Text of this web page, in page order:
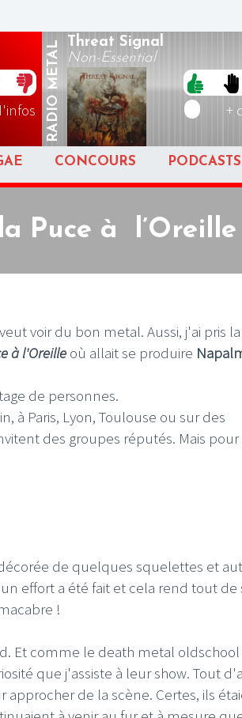
RADIO
METAL
Threat Signal
Non-Essential
+
CONCOURS PODCASTS
à l’Oreille
voir du bon metal. Aussi, j'ai pris
à l'Oreille où allait se produire
de personnes.
à Paris, Lyon, Toulouse ou sur des
des groupes réputés. Mais
de quelques squelettes et
effort a été fait et cela rend tout de
!
Et comme le death metal
que j'assiste à leur show. Tout
de la scène. Certes, ils